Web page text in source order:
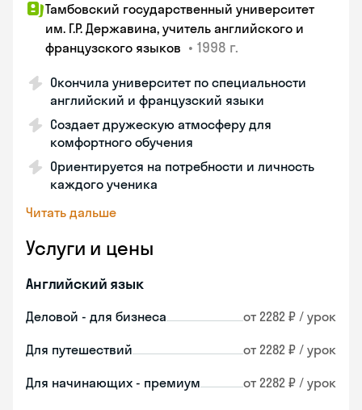
Тамбовский государственный университет
им. Г.Р. Державина, учитель английского и
французского языков • 1998 г.
Окончила университет по специальности
английский и французский языки
Создает дружескую атмосферу для
комфортного обучения
Ориентируется на потребности и личность
каждого ученика
Читать дальше
Услуги и цены
Английский язык
Деловой - для бизнеса от 2282 ₽ / урок
Для путешествий от 2282 ₽ / урок
Для начинающих - премиум от 2282 ₽ / урок